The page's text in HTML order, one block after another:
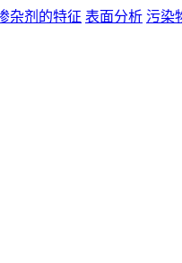
杂剂的特征 表面分析 污染